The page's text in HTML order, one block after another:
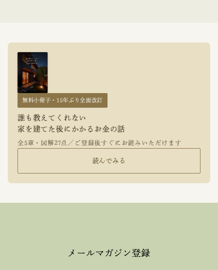
無料小冊子・15年ぶり全面改訂
誰も教えてくれない
家を建てた後にかかるお金の話
全5章・図解27点／ご登録後すぐにお読みいただけます
読んでみる
メールマガジン登録